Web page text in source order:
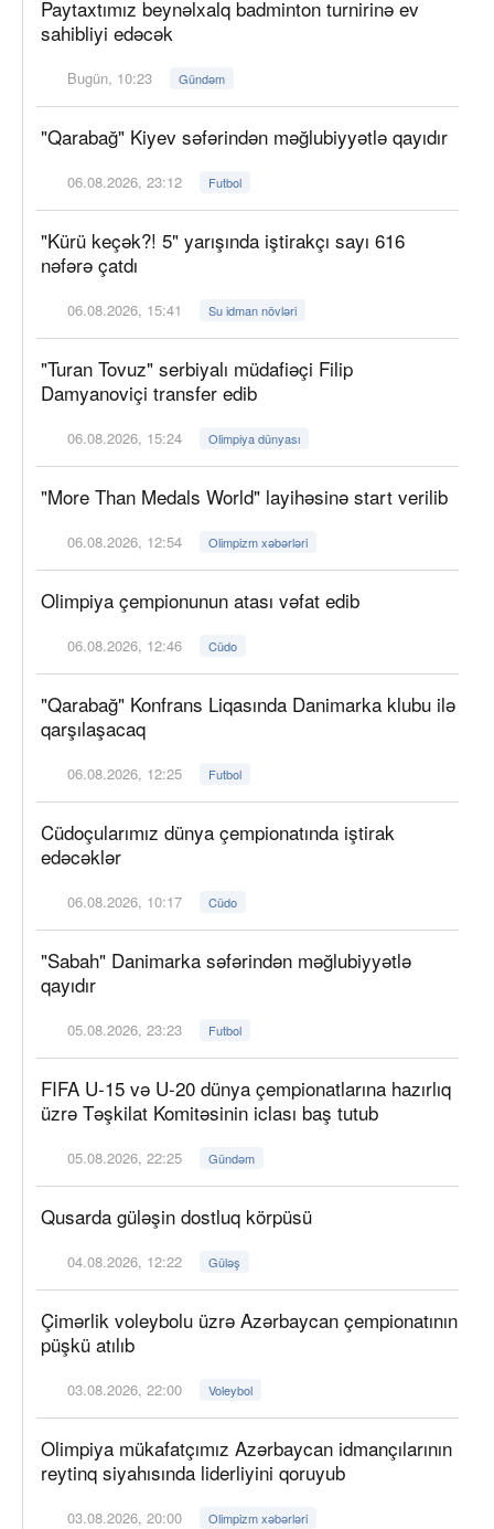
Paytaxtımız beynəlxalq badminton turnirinə ev
sahibliyi edəcək
Bugün, 10:23 Gündəm
"Qarabağ" Kiyev səfərindən məğlubiyyətlə qayıdır
06.08.2026, 23:12 Futbol
"Kürü keçək?! 5" yarışında iştirakçı sayı 616
nəfərə çatdı
06.08.2026, 15:41 Su idman növləri
"Turan Tovuz" serbiyalı müdafiəçi Filip
Damyanoviçi transfer edib
06.08.2026, 15:24 Olimpiya dünyası
"More Than Medals World" layihəsinə start verilib
06.08.2026, 12:54 Olimpizm xəbərləri
Olimpiya çempionunun atası vəfat edib
06.08.2026, 12:46 Cüdo
"Qarabağ" Konfrans Liqasında Danimarka klubu ilə
qarşılaşacaq
06.08.2026, 12:25 Futbol
Cüdoçularımız dünya çempionatında iştirak
edəcəklər
06.08.2026, 10:17 Cüdo
"Sabah" Danimarka səfərindən məğlubiyyətlə
qayıdır
05.08.2026, 23:23 Futbol
FIFA U-15 və U-20 dünya çempionatlarına hazırlıq
üzrə Təşkilat Komitəsinin iclası baş tutub
05.08.2026, 22:25 Gündəm
Qusarda güləşin dostluq körpüsü
04.08.2026, 12:22 Güləş
Çimərlik voleybolu üzrə Azərbaycan çempionatının
püşkü atılıb
03.08.2026, 22:00 Voleybol
Olimpiya mükafatçımız Azərbaycan idmançılarının
reytinq siyahısında liderliyini qoruyub
03.08.2026, 20:00 Olimpizm xəbərləri